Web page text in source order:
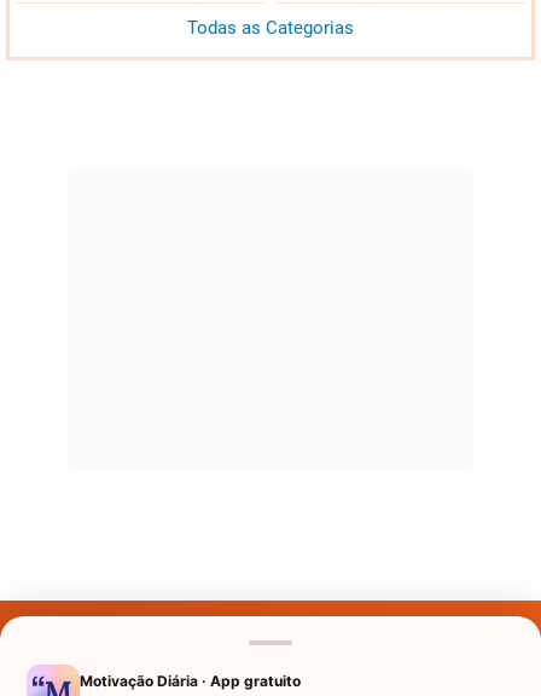
Todas as Categorias
Nomes pelo Mundo
Motivação Diária · App gratuito